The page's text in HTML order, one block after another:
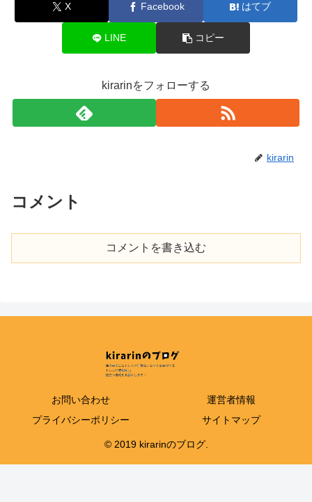
X Facebook はてブ
LINE コピー
kirarinをフォローする
kirarin
コメント
コメントを書き込む
お問い合わせ
運営者情報
プライバシーポリシー
サイトマップ
© 2019 kirarinのブログ.